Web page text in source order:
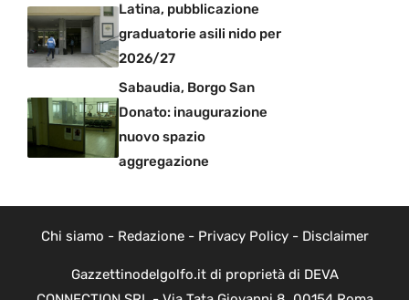
Latina, pubblicazione
graduatorie asili nido per
2026/27
Sabaudia, Borgo San
Donato: inaugurazione
nuovo spazio
aggregazione
Chi siamo - Redazione- Privacy Policy- Disclaimer
Gazzettinodelgolfo.it di proprietà di DEVA